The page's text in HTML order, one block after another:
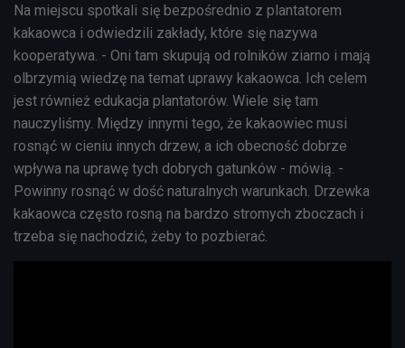
Na miejscu spotkali się bezpośrednio z plantatorem
kakaowca i odwiedzili zakłady, które się nazywa
kooperatywa. - Oni tam skupują od rolników ziarno i mają
olbrzymią wiedzę na temat uprawy kakaowca. Ich celem
jest również edukacja plantatorów. Wiele się tam
nauczyliśmy. Między innymi tego, że kakaowiec musi
rosnąć w cieniu innych drzew, a ich obecność dobrze
wpływa na uprawę tych dobrych gatunków - mówią. -
Powinny rosnąć w dość naturalnych warunkach. Drzewka
kakaowca często rosną na bardzo stromych zboczach i
trzeba się nachodzić, żeby to pozbierać.